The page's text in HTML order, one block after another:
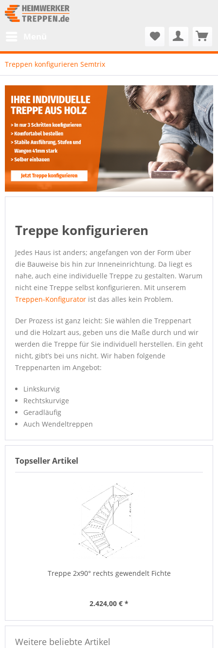
Treppen konfigurieren Semtrix
Treppe konfigurieren
Jedes Haus ist anders; angefangen von der Form über
die Bauweise bis hin zur Inneneinrichtung. Da liegt es
nahe, auch eine individuelle Treppe zu gestalten. Warum
nicht eine Treppe selbst konfigurieren. Mit unserem
Treppen-Konfigurator ist das alles kein Problem.
Der Prozess ist ganz leicht: Sie wählen die Treppenart
und die Holzart aus, geben uns die Maße durch und wir
werden die Treppe für Sie individuell herstellen. Ein geht
nicht, gibt’s bei uns nicht. Wir haben folgende
Treppenarten im Angebot:
Linkskurvig
Rechtskurvige
Geradläufig
Auch Wendeltreppen
Topseller Artikel
Treppe 2x90° rechts gewendelt Fichte
2.424,00 € *
Weitere beliebte Artikel